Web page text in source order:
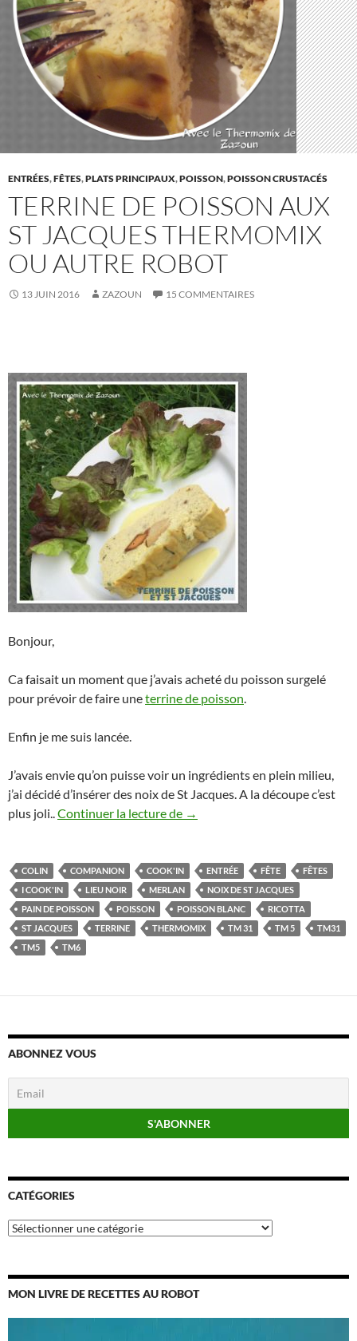
ENTRÉES,FÊTES,PLATS PRINCIPAUX,POISSON,POISSON CRUSTACÉS
TERRINE DE POISSON AUX
ST JACQUES THERMOMIX
OU AUTRE ROBOT
13 JUIN 2016 ZAZOUN 15 COMMENTAIRES
Bonjour,
Ca faisait un moment que j’avais acheté du poisson surgelé
pour prévoir de faire uneterrine de poisson.
Enfin je me suis lancée.
J’avais envie qu’on puisse voir un ingrédients en plein milieu,
j’ai décidé d’insérer des noix de St Jacques. A la découpe c’est
plus joli..Continuer la lecture de Terrine de poisson aux St
→
COLIN COMPANION COOK'IN ENTRÉE FÊTE
FÊTES
I COOK'IN
LIEU NOIR MERLAN
NOIX DE ST JACQUES
PAIN DE POISSON
POISSON POISSON BLANC
RICOTTA
ST JACQUES
TERRINE THERMOMIX TM 31 TM 5
TM31
TM5
TM6
ABONNEZ VOUS
CATÉGORIES
Catégories
MON LIVRE DE RECETTES AU ROBOT